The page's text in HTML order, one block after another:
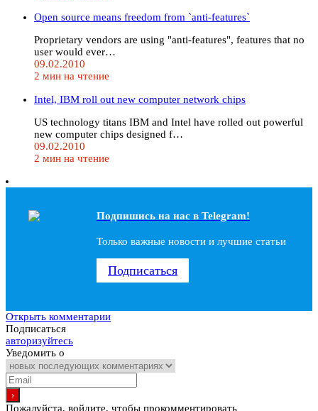
Open source means freedom from `anti-features`
Proprietary vendors are using "anti-features", features that no
user would ever…
09.02.2010
2 мин на чтение
Intel, IBM roll out new computer network chips
US technology titans IBM and Intel have rolled out powerful
new computer chips designed f…
09.02.2010
2 мин на чтение
Подпишись на наc в Telegram!
Только важные новости и лучшие статьи
Подписаться
Открыть комментарии
Подписаться
авторизуйтесь
Уведомить о
Пожалуйста, войдите, чтобы прокомментировать